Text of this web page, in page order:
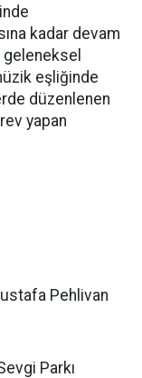
kadar devam
eşliğinde
düzenlenen
yapan
Pehlivan
Parkı